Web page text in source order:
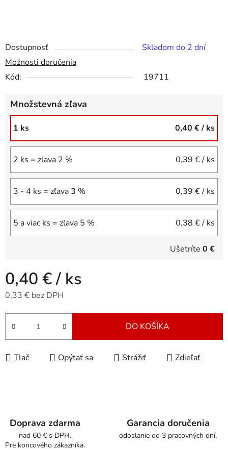
Dostupnosť
Skladom do 2 dní
Možnosti doručenia
Kód:
19711
Množstevná zľava
1 ks 0,40 €/ ks
2 ks = zľava 2 % 0,39 €/ ks
3 - 4 ks = zľava 3 % 0,39 €/ ks
5 a viac ks = zľava 5 % 0,38 €/ ks
Ušetríte 0 €
0,40 €/ ks
0,33 € bez DPH
Jednotková cena:
DO KOŠÍKA
Tlač Opýtať sa Strážiť Zdieľať
Doprava zdarma
nad 60 € s DPH.
Pre koncového zákazníka.
Garancia doručenia
odoslanie do 3 pracovných dní.